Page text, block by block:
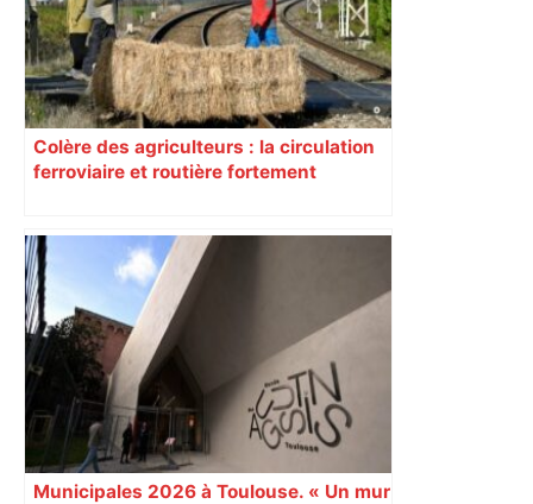
Colère des agriculteurs : la circulation
ferroviaire et routière fortement
Municipales 2026 à Toulouse. « Un mur